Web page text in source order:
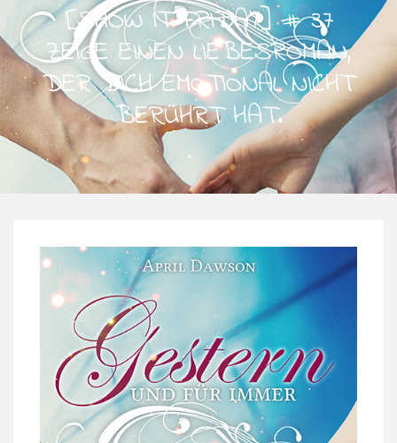
[SHOW IT FRIDAY] # 37
ZEIGE EINEN LIEBESROMAN,
DER DICH EMOTIONAL NICHT
BERÜHRT HAT.